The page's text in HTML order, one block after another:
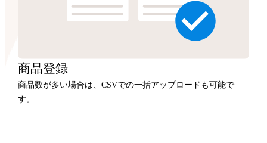
商品登録
商品数が多い場合は、CSVでの一括アップロードも可能で
す。